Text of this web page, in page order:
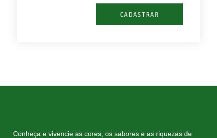
CADASTRAR
Conheça e vivencie as cores, os sabores e as riquezas de